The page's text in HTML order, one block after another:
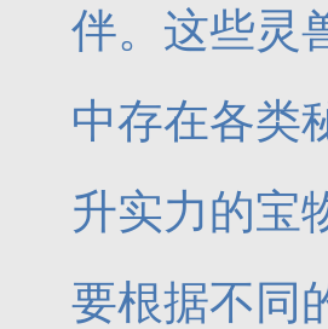
伴。这些灵
中存在各类
升实力的宝
要根据不同